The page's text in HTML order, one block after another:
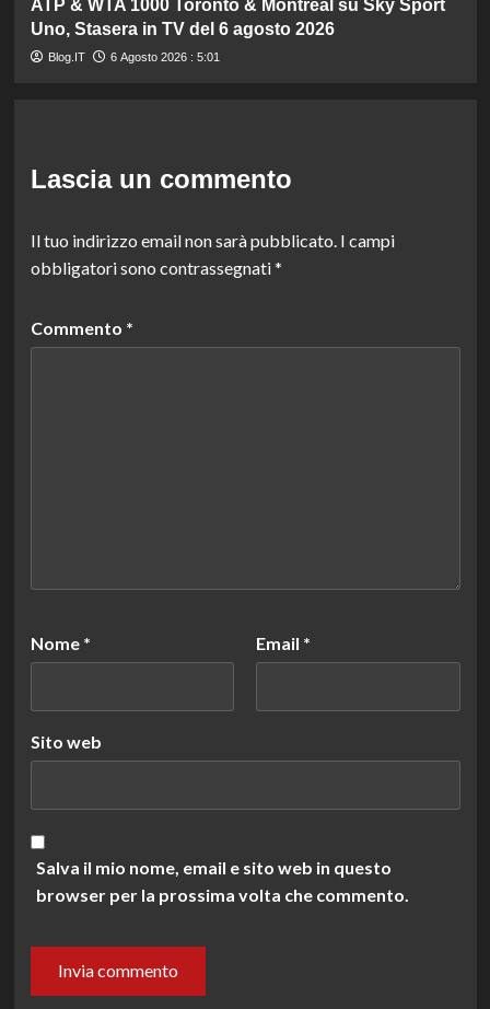
ATP & WTA 1000 Toronto & Montreal su Sky Sport
Uno, Stasera in TV del 6 agosto 2026
Blog.IT 6 Agosto 2026 : 5:01
Lascia un commento
Il tuo indirizzo email non sarà pubblicato. I campi
obbligatori sono contrassegnati*
Commento *
Nome * Email *
Sito web
Salva il mio nome, email e sito web in questo
browser per la prossima volta che commento.